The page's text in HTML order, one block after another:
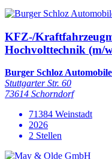
KFZ-/
Hochvolttechnik (m/
Burger Schloz
Stuttgarter Str. 60
73614 Schorndorf
71384 Weinstadt
2026
2 Stellen